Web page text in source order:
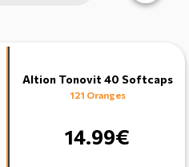
Altion Tonovit 40 Softcaps
121 Oranges
14.99€